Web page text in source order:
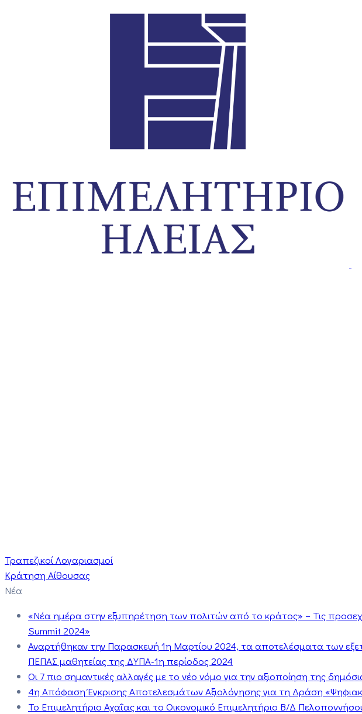
Τραπεζικοί Λογαριασμοί
Κράτηση Αίθουσας
Νέα
«Νέα ημέρα στην εξυπηρέτηση των πολιτών από το κράτος» – Τις
Summit 2024»
Αναρτήθηκαν την Παρασκευή 1η Μαρτίου 2024, τα αποτελέσματα των
ΠΕΠΑΣ μαθητείας της ΔΥΠΑ-1η περίοδος 2024
Οι 7 πιο σημαντικές αλλαγές με το νέο νόμο για την αξιοποίηση της
4η Απόφαση Έγκρισης Αποτελεσμάτων Αξιολόγησης για τη Δράση
Το Επιμελητήριο Αχαΐας και το Οικονομικό Επιμελητήριο Β/Δ